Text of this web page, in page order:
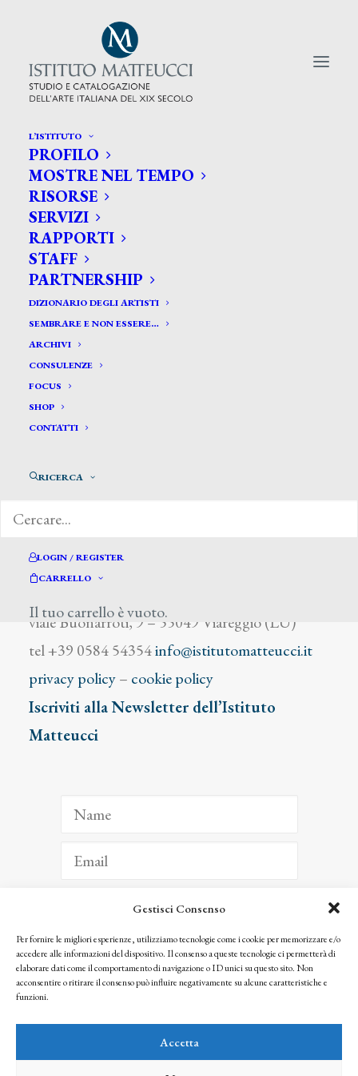
Gestisci Consenso
Per fornire le migliori esperienze, utilizziamo tecnologie come i cookie per memorizzare e/o
accedere alle informazioni del dispositivo. Il consenso a queste tecnologie ci permetterà di
elaborare dati come il comportamento di navigazione o ID unici su questo sito. Non
acconsentire o ritirare il consenso può influire negativamente su alcune caratteristiche e
funzioni.
Accetta
L’ISTITUTO
PROFILO
MOSTRE NEL TEMPO
RISORSE
SERVIZI
RAPPORTI
STAFF
PARTNERSHIP
DIZIONARIO DEGLI ARTISTI
SEMBRARE E NON ESSERE…
ARCHIVI
CONSULENZE
FOCUS
SHOP
CONTATTI
RICERCA
LOGIN / REGISTER
CARRELLO
Il tuo carrello è vuoto.
CERCA TRA GLI ARTISTI:
Search
for:
Haimann Giuseppe
viale Buonarroti, 9 – 55049 Viareggio (LU)
tel +39 0584 54354info@istitutomatteucci.it
privacy policy– cookie policy
Iscriviti alla Newsletter dell’Istituto
Matteucci
ISCRIVITI
Facendo clic per iscriverti, riconosci che le tue informazioni saranno trattate
seguendo la nostra Privacy Policy
© 2025 Istituto Matteucci. All right reserved
l’autorizzazione scritta dei proprietari dei diritti e dell’Istituto Matteucci